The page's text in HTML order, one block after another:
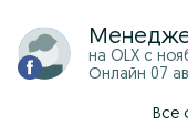
на OLX с
Онлайн 07
Все